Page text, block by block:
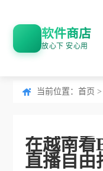
软件商店
放心下 安心用
当前位置： 首页 >
在越南看
直播自由